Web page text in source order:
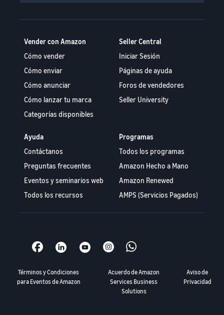
Vender con Amazon
Cómo vender
Cómo enviar
Cómo anunciar
Cómo lanzar tu marca
Categorías disponibles
Seller Central
Iniciar Sesión
Páginas de ayuda
Foros de vendedores
Seller University
Ayuda
Contáctanos
Preguntas frecuentes
Eventos y seminarios web
Todos los recursos
Programas
Todos los programas
Amazon Hecho a Mano
Amazon Renewed
AMPS (Servicios Pagados)
Términos y Condiciones
para Eventos de Amazon
Acuerdo de Amazon
Services Business
Solutions
Aviso de
Privacidad